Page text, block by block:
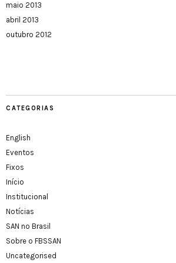
maio 2013
abril 2013
outubro 2012
CATEGORIAS
English
Eventos
Fixos
Início
Institucional
Notícias
SAN no Brasil
Sobre o FBSSAN
Uncategorised